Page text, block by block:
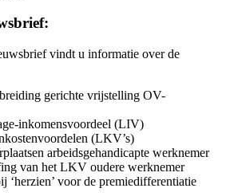
vindt u informatie over de
gerichte vrijstelling OV-
inkomensvoordeel (LIV)
(LKV’s)
arbeidsgehandicapte werknemer
van het LKV oudere werknemer
voor de premiedifferentiatie